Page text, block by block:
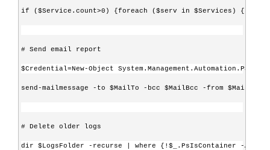
if ($Service.count>0) {foreach ($serv in $Services)
# Send email report
$Credential=New-Object
send-mailmessage -to $MailTo -bcc $MailBcc -from
# Delete older logs
dir $LogsFolder -recurse | where {!$_.PsIsContainer -AND